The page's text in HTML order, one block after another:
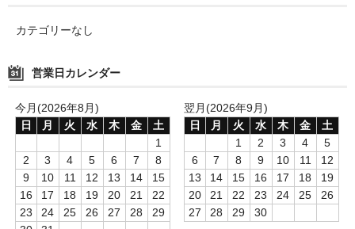
カテゴリーなし
営業日カレンダー
今月(2026年8月)
日
月 火 水 木 金
土
1
2
3 4 5 6 7
8
9
10 11 12 13 14
15
16
17 18 19 20 21
22
23
24 25 26 27 28
29
翌月(2026年9月)
日
月 火 水 木 金
土
1
2 3 4
5
6
7 8 9 10 11
12
13
14 15 16 17 18
19
20
21 22 23 24 25
26
27
28 29
30